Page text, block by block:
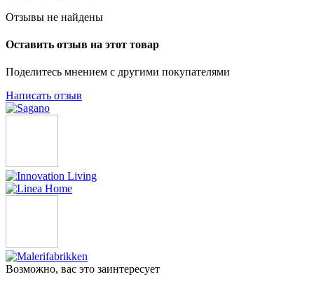
Отзывы не найдены
Оставить отзыв на этот товар
Поделитесь мнением с другими покупателями
Написать отзыв
Возможно, вас это заинтересует